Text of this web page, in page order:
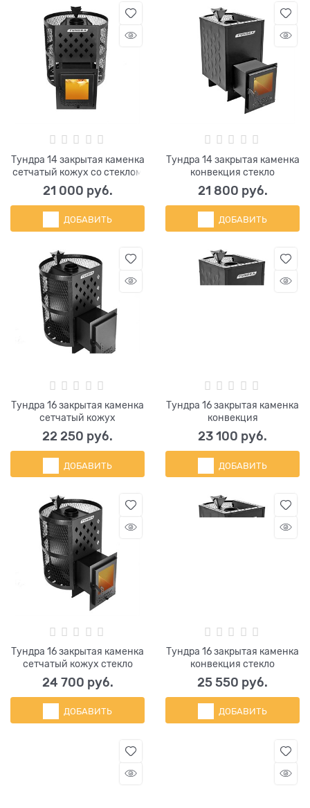
Тундра 14 закрытая каменка
сетчатый кожух со стеклом
21 000 руб.
ДОБАВИТЬ
Тундра 14 закрытая каменка
конвекция стекло
21 800 руб.
ДОБАВИТЬ
Тундра 16 закрытая каменка
сетчатый кожух
22 250 руб.
ДОБАВИТЬ
Тундра 16 закрытая каменка
конвекция
23 100 руб.
ДОБАВИТЬ
Тундра 16 закрытая каменка
сетчатый кожух стекло
24 700 руб.
ДОБАВИТЬ
Тундра 16 закрытая каменка
конвекция стекло
25 550 руб.
ДОБАВИТЬ